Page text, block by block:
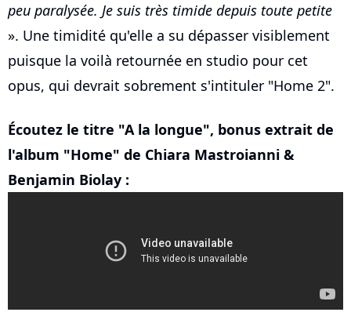
peu paralysée. Je suis très timide depuis toute petite
». Une timidité qu'elle a su dépasser visiblement
puisque la voilà retournée en studio pour cet
opus, qui devrait sobrement s'intituler "Home 2".
Écoutez le titre "A la longue", bonus extrait de
l'album "Home" de Chiara Mastroianni &
Benjamin Biolay :